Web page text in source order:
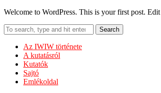
Welcome to WordPress. This is your first post.
Search
Az IWIW története
A kutatásról
Kutatók
Sajtó
Emlékoldal